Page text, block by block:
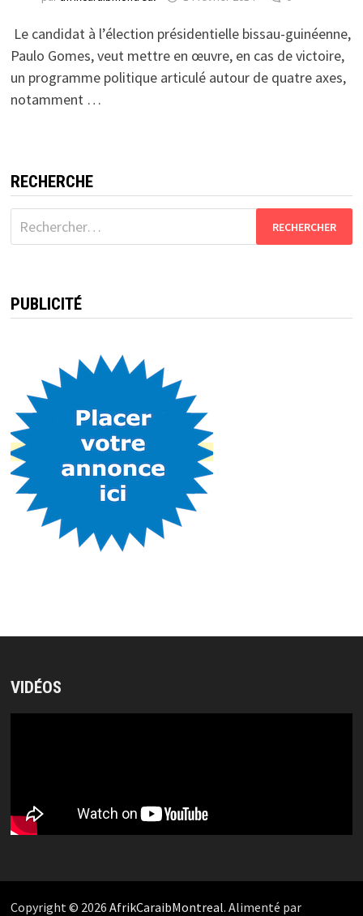
Le candidat à l’élection présidentielle bissau-guinéenne,
Paulo Gomes, veut mettre en œuvre, en cas de victoire,
un programme politique articulé autour de quatre axes,
notamment …
RECHERCHE
Rechercher :
PUBLICITÉ
VIDÉOS
Copyright © 2026 AfrikCaraibMontreal. Alimenté par